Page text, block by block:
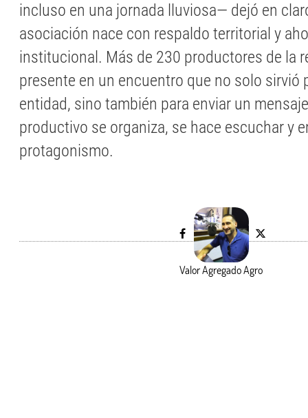
incluso en una jornada lluviosa— dejó en
asociación nace con respaldo territorial y
institucional. Más de 230 productores de la
presente en un encuentro que no solo sirvió
entidad, sino también para enviar un
productivo se organiza, se hace escuchar y
protagonismo.
Valor Agregado Agro